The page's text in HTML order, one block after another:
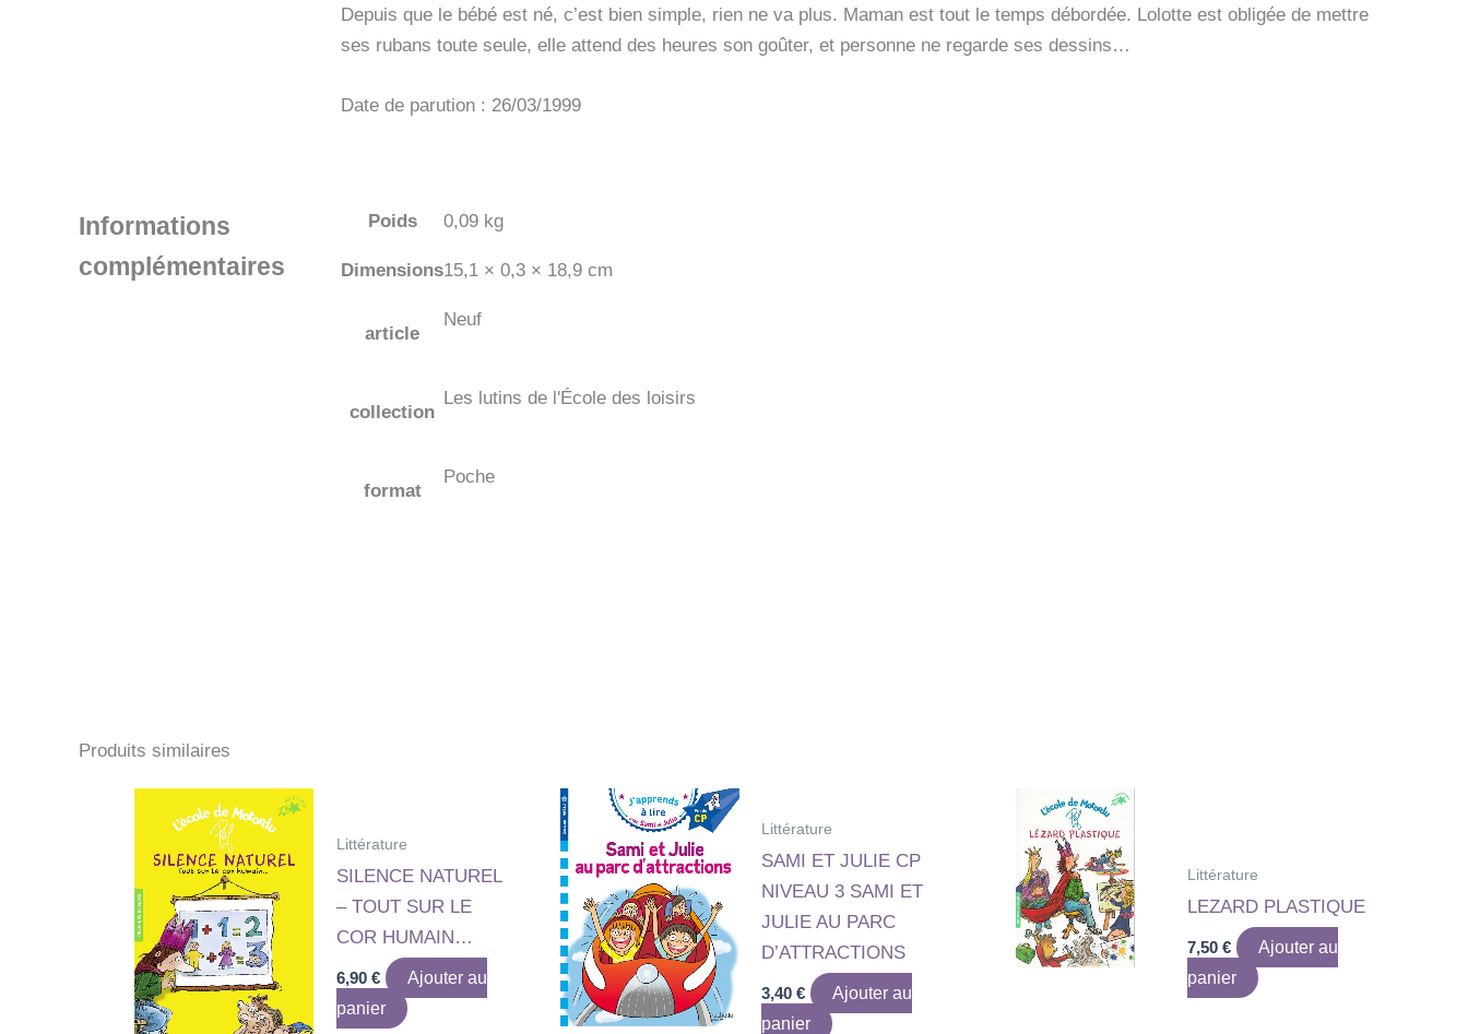
Depuis que le bébé est né, c’est bien simple, rien ne va plus. Maman est tout le temps débordée. Lolotte est obligée de mettre
ses rubans toute seule, elle attend des heures son goûter, et personne ne regarde ses dessins…
Date de parution : 26/03/1999
Informations
complémentaires
Poids 0,09 kg
Dimensions15,1 × 0,3 × 18,9 cm
article
Neuf
collection
Les lutins de l'École des loisirs
format
Poche
Produits similaires
Littérature
SILENCE NATUREL
– TOUT SUR LE
COR HUMAIN…
6,90 €
Ajouter au
panier
Littérature
SAMI ET JULIE CP
NIVEAU 3 SAMI ET
JULIE AU PARC
D’ATTRACTIONS
3,40€
Ajouter au
panier
Littérature
LEZARD PLASTIQUE
7,50€
Ajouter au
panier